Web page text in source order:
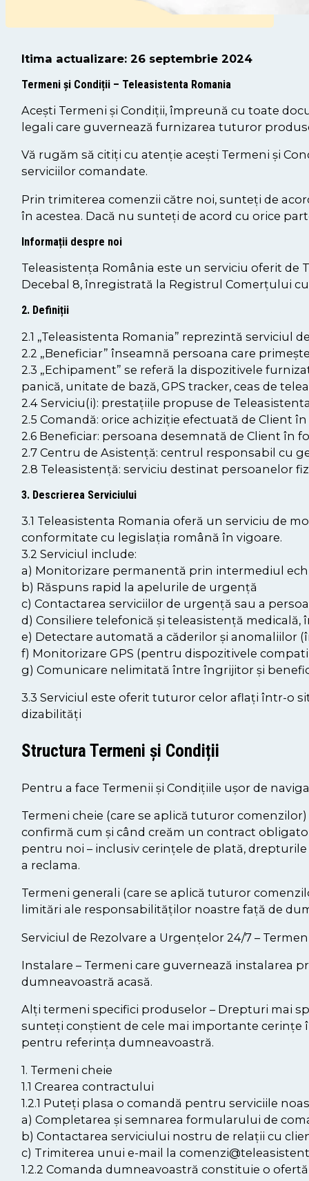
ltima actualizare: 26 septembrie 2024
Termeni și Condiții – Teleasistenta Romania
Acești Termeni și Condiții, împreună cu toate
legali care guvernează furnizarea tuturor
Vă rugăm să citiți cu atenție acești Termeni și
serviciilor comandate.
Prin trimiterea comenzii către noi, sunteți de
în acestea. Dacă nu sunteți de acord cu orice
Informații despre noi
Teleasistența România este un serviciu oferit de
Decebal 8, înregistrată la Registrul Comerțului cu
2. Definiții
2.1 „Teleasistenta Romania” reprezintă serviciul
2.2 „Beneficiar” înseamnă persoana care
2.3 „Echipament” se referă la dispozitivele
panică, unitate de bază, GPS tracker, ceas de
2.4 Serviciu(i): prestațiile propuse de
2.5 Comandă: orice achiziție efectuată de Client
2.6 Beneficiar: persoana desemnată de Client în
2.7 Centru de Asistență: centrul responsabil cu
2.8 Teleasistență: serviciu destinat persoanelor
3. Descrierea Serviciului
3.1 Teleasistenta Romania oferă un serviciu de
conformitate cu legislația română în vigoare.
3.2 Serviciul include:
a) Monitorizare permanentă prin intermediul
b) Răspuns rapid la apelurile de urgență
c) Contactarea serviciilor de urgență sau a
d) Consiliere telefonică și teleasistență medicală,
e) Detectare automată a căderilor și anomaliilor
f) Monitorizare GPS (pentru dispozitivele
g) Comunicare nelimitată între îngrijitor și
3.3 Serviciul este oferit tuturor celor aflați într-o
dizabilități
Structura Termeni și Condiții
Pentru a face Termenii și Condițiile ușor de
Termeni cheie (care se aplică tuturor
confirmă cum și când creăm un contract
pentru noi – inclusiv cerințele de plată,
a reclama.
Termeni generali (care se aplică tuturor
limitări ale responsabilităților noastre față de
Serviciul de Rezolvare a Urgențelor 24/7 –
Instalare – Termeni care guvernează instalarea
dumneavoastră acasă.
Alți termeni specifici produselor – Drepturi mai
sunteți conștient de cele mai importante cerințe
pentru referința dumneavoastră.
1. Termeni cheie
1.1 Crearea contractului
1.2.1 Puteți plasa o comandă pentru serviciile
a) Completarea și semnarea formularului de
b) Contactarea serviciului nostru de relații cu
c) Trimiterea unui e-mail la
1.2.2 Comanda dumneavoastră constituie o